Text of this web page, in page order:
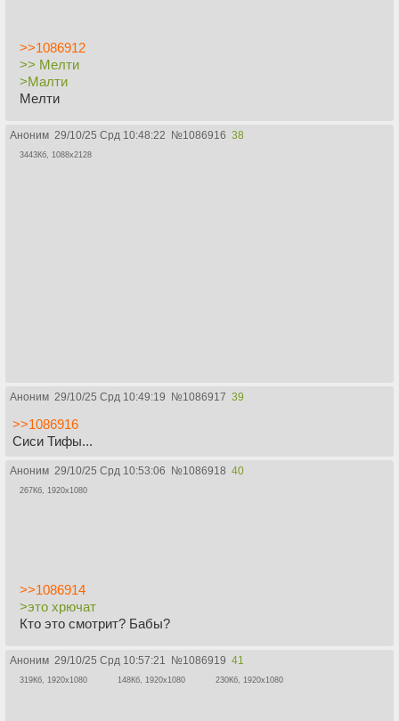
>>1086912
>> Мелти
>Малти
Мелти
Аноним 29/10/25 Срд 10:48:22 №1086916 38
3443Кб, 1088x2128
Аноним 29/10/25 Срд 10:49:19 №1086917 39
>>1086916
Сиси Тифы...
Аноним 29/10/25 Срд 10:53:06 №1086918 40
267Кб, 1920x1080
>>1086914
>это хрючат
Кто это смотрит? Бабы?
Аноним 29/10/25 Срд 10:57:21 №1086919 41
319Кб, 1920x1080 148Кб, 1920x1080 230Кб, 1920x1080